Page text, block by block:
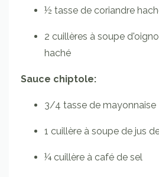
½ tasse de coriandre
2 cuillères à soupe
haché
Sauce chiptole:
3/4 tasse de mayonnaise
1 cuillère à soupe de jus
¼ cuillère à café de sel